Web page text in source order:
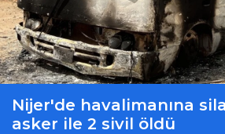
Nijer'de havalimanına
asker ile 2 sivil öldü